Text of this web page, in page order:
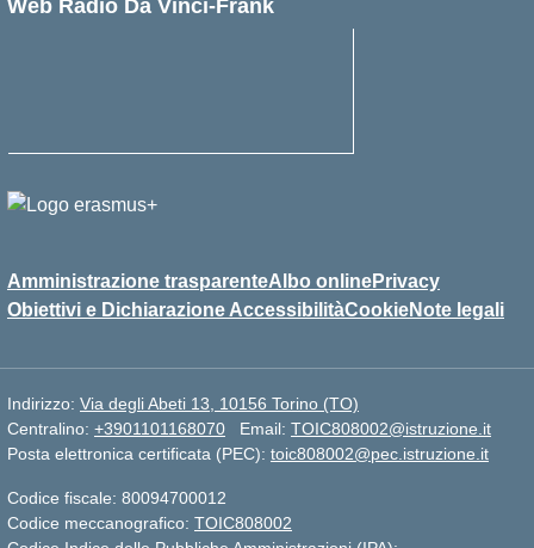
Web Radio Da Vinci-Frank
Amministrazione trasparenteAlbo onlinePrivacy
Obiettivi e Dichiarazione AccessibilitàCookieNote legali
Indirizzo: Via degli Abeti 13, 10156 Torino (TO)
Centralino: +3901101168070 Email: TOIC808002@istruzione.it
Posta elettronica certificata (PEC): toic808002@pec.istruzione.it
Codice fiscale: 80094700012
Codice meccanografico: TOIC808002